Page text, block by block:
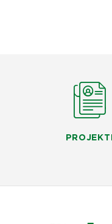
PROJEKTI